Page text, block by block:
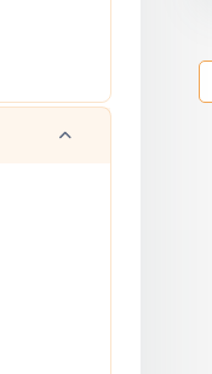
Redueix